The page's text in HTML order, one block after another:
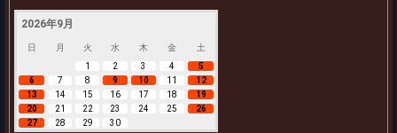
2026年9月
日 月 火 水 木 金
土
1
2 3 4
5
6
7 8 9 10 11
12
13
14 15 16 17 18
19
20
21 22 23 24 25
26
27
28 29 30